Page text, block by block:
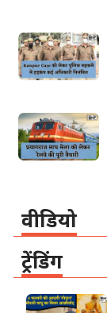
वीडियो
ट्रेंडिंग